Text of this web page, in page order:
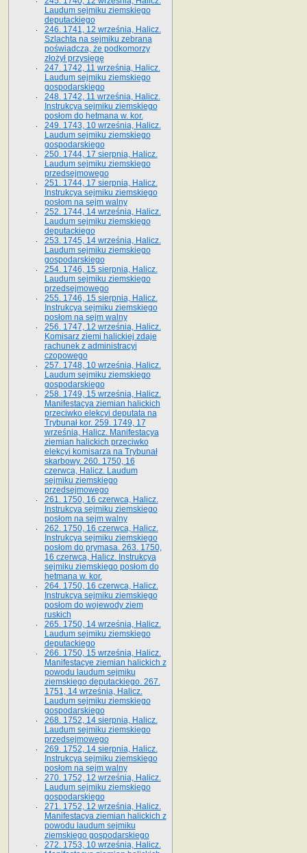
Laudum sejmiku ziemskiego
deputackiego
246. 1741, 12 września, Halicz.
Szlachta na sejmiku zebrana
poświadcza, że podkomorzy
złożył przysięgę
247. 1742, 11 września, Halicz.
Laudum sejmiku ziemskiego
gospodarskiego
248. 1742, 11 września, Halicz.
Instrukcya sejmiku ziemskiego
posłom do hetmana w. kor.
249. 1743, 10 września, Halicz.
Laudum sejmiku ziemskiego
gospodarskiego
250. 1744, 17 sierpnia, Halicz.
Laudum sejmiku ziemskiego
przedsejmowego
251. 1744, 17 sierpnia, Halicz.
Instrukcya sejmiku ziemskiego
posłom na sejm walny
252. 1744, 14 września, Halicz.
Laudum sejmiku ziemskiego
deputackiego
253. 1745, 14 września, Halicz.
Laudum sejmiku ziemskiego
gospodarskiego
254. 1746, 15 sierpnia, Halicz.
Laudum sejmiku ziemskiego
przedsejmowego
255. 1746, 15 sierpnia, Halicz.
Instrukcya sejmiku ziemskiego
posłom na sejm walny
256. 1747, 12 września, Halicz.
Komisarz ziemi halickiej zdaje
rachunek z administracyi
czopowego
257. 1748, 10 września, Halicz.
Laudum sejmiku ziemskiego
gospodarskiego
258. 1749, 15 września, Halicz.
Manifestacya ziemian halickich
przeciwko elekcyi deputata na
Trybunał kor. 259. 1749, 17
września, Halicz. Manifestacya
ziemian halickich przeciwko
elekcyi komisarza na Trybunał
skarbowy. 260. 1750, 16
czerwca, Halicz. Laudum
sejmiku ziemskiego
przedsejmowego
261. 1750, 16 czerwca, Halicz.
Instrukcya sejmiku ziemskiego
posłom na sejm walny
262. 1750, 16 czerwca, Halicz.
Instrukcya sejmiku ziemskiego
posłom do prymasa. 263. 1750,
16 czerwca, Halicz. Instrukcya
sejmiku ziemskiego posłom do
hetmana w. kor.
264. 1750, 16 czerwca, Halicz.
Instrukcya sejmiku ziemskiego
posłom do wojewody ziem
ruskich
265. 1750, 14 września, Halicz.
Laudum sejmiku ziemskiego
deputackiego
266. 1750, 15 września, Halicz.
Manifestacye ziemian halickich z
powodu laudum sejmiku
ziemskiego deputackiego. 267.
1751, 14 września, Halicz.
Laudum sejmiku ziemskiego
gospodarskiego
268. 1752, 14 sierpnia, Halicz.
Laudum sejmiku ziemskiego
przedsejmowego
269. 1752, 14 sierpnia, Halicz.
Instrukcya sejmiku ziemskiego
posłom na sejm walny
270. 1752, 12 września, Halicz.
Laudum sejmiku ziemskiego
gospodarskiego
271. 1752, 12 września, Halicz.
Manifestacya ziemian halickich z
powodu laudum sejmiku
ziemskiego gospodarskiego
272. 1753, 10 września, Halicz.